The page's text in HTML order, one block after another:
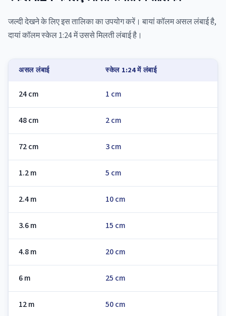
जल्दी देखने के लिए इस तालिका का उपयोग करें। बायां कॉलम असल लंबाई है,
दायां कॉलम स्केल 1:24 में उससे मिलती लंबाई है।
असल लंबाई स्केल 1:24 में लंबाई
24 cm 1 cm
48 cm 2 cm
72 cm 3 cm
1.2 m 5 cm
2.4 m 10 cm
3.6 m 15 cm
4.8 m 20 cm
6 m 25 cm
12 m 50 cm